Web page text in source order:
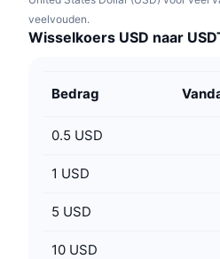
veelvouden.
Wisselkoers USD naar
Bedrag
0.5 USD
1 USD
5 USD
10 USD